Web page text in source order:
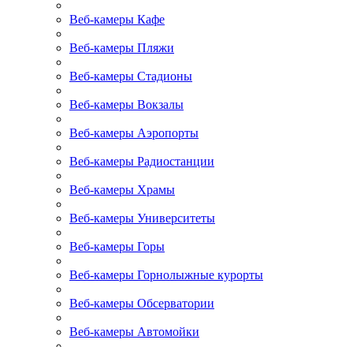
Веб-камеры Кафе
Веб-камеры Пляжи
Веб-камеры Стадионы
Веб-камеры Вокзалы
Веб-камеры Аэропорты
Веб-камеры Радиостанции
Веб-камеры Храмы
Веб-камеры Университеты
Веб-камеры Горы
Веб-камеры Горнолыжные курорты
Веб-камеры Обсерватории
Веб-камеры Автомойки